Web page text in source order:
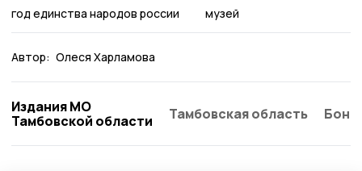
год единства народов россии музей
Автор: Олеся Харламова
Издания МО
Тамбовской области
Тамбовская область